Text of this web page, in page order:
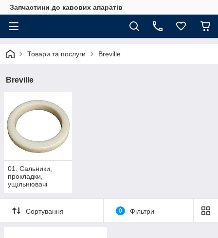
Запчастини до кавових апаратів
Товари та послуги Breville
Breville
01. Сальники,
прокладки,
ущільнювачі
Сортування 0 Фільтри